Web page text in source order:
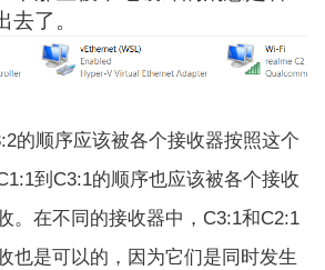
去了。
的顺序应该被各个接收器按照这个
到C3:1的顺序也应该被各个接收
。在不同的接收器中，C3:1和C2:1
也是可以的，因为它们是同时发生